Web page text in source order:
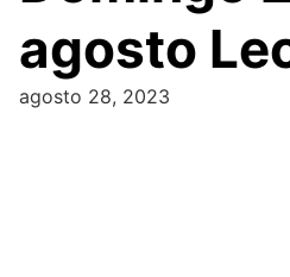
agosto
agosto 28, 2023